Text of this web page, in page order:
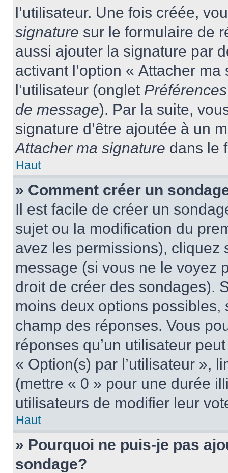
l’utilisateur. Une fois créée,
signature sur le formulaire de
aussi ajouter la signature par
activant l’option « Attacher
l’utilisateur (onglet
de message). Par la suite,
signature d’être ajoutée à un
Attacher ma signature dans le
Haut
» Comment créer un
Il est facile de créer un
sujet ou la modification du
avez les permissions), cliquez
message (si vous ne le voyez
droit de créer des sondages).
moins deux options
champ des réponses. Vous
réponses qu’un utilisateur
« Option(s) par l’utilisateur »,
(mettre « 0 » pour une durée
utilisateurs de modifier leur
Haut
» Pourquoi ne puis-je pas
sondage?